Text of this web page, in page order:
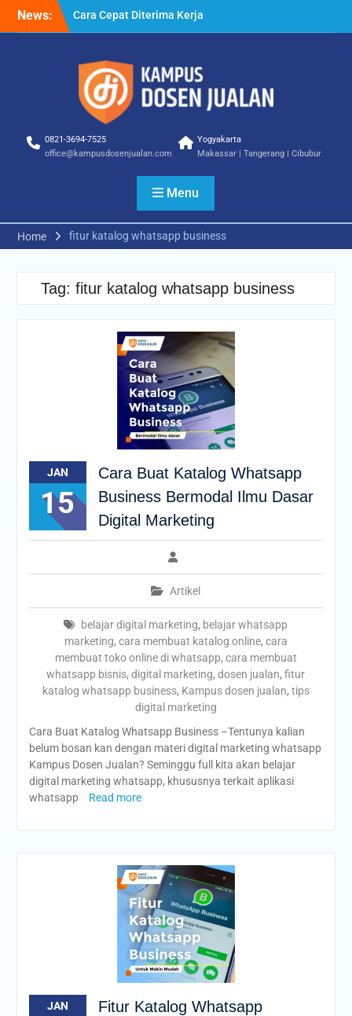
News:
Cara Cepat Diterima Kerja
– Tips Praktis yang Bisa
Cara Biar Dapat Pekerjaan
– Panduan Lengkap untuk
Pencari Kerja
Cara Dapat Pekerjaan –
Memperbesar Peluang
0821-3694-7525
office@kampusdosenjualan.com
Yogyakarta
Makassar | Tangerang | Cibubur
Menu
Home fitur katalog whatsapp business
Tag: fitur katalog whatsapp business
JAN
15
Cara Buat Katalog Whatsapp
Business Bermodal Ilmu Dasar
Digital Marketing
Artikel
belajar digital marketing, belajar whatsapp
marketing, cara membuat katalog online, cara
membuat toko online di whatsapp, cara membuat
whatsapp bisnis,digital marketing,dosen jualan,fitur
katalog whatsapp business, Kampus dosen jualan, tips
digital marketing
Cara Buat Katalog Whatsapp Business –Tentunya kalian
belum bosan kan dengan materi digital marketing whatsapp
Kampus Dosen Jualan? Seminggu full kita akan belajar
digital marketing whatsapp, khususnya terkait aplikasi
whatsapp
Read more
JAN
Fitur Katalog Whatsapp